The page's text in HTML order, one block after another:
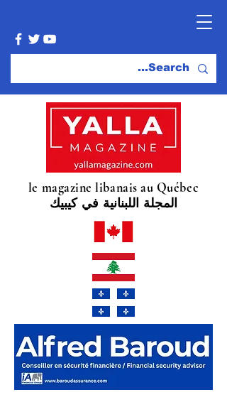
le magazine libanais au Québec
المجلة اللبنانية في كيبيك